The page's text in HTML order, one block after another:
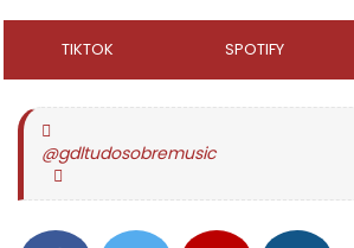
TIKTOK SPOTIFY
@gdltudosobremusic